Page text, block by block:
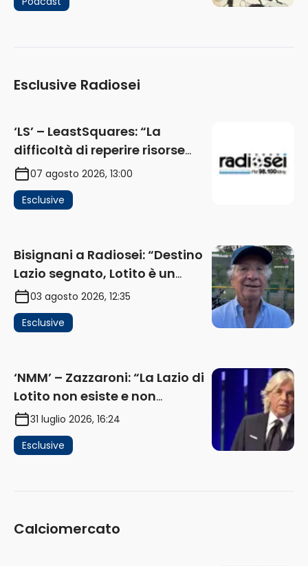
Esclusive Radiosei
‘LS’ – LeastSquares: “La
difficoltà di reperire risorse
impatta sul mercato. Senza
investimenti non arrivano i
ricavi” (AUDIO)
07 agosto 2026, 13:00
Esclusive
Bisignani a Radiosei: “Destino
Lazio segnato, Lotito è un
problema, la chiave sono
Flaminio e politica. La protesta
e gli interessi dei fondi”
03 agosto 2026, 12:35
Esclusive
‘NMM’ – Zazzaroni: “La Lazio di
Lotito non esiste e non
funziona più. E’ ora di lasciare,
ma lui non ascolta. Pignataro?
Ho verificato…” (AUDIO)
31 luglio 2026, 16:24
Esclusive
Calciomercato